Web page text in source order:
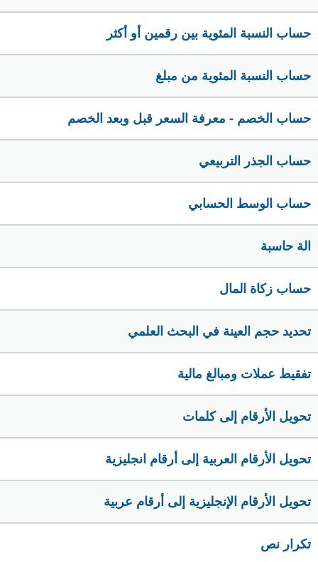
حساب النسبة المئوية بين رقمين أو أكثر
حساب النسبة المئوية من مبلغ
حساب الخصم - معرفة السعر قبل وبعد الخصم
حساب الجذر التربيعي
حساب الوسط الحسابي
الة حاسبة
حساب زكاة المال
تحديد حجم العينة في البحث العلمي
تفقيط عملات ومبالغ مالية
تحويل الأرقام إلى كلمات
تحويل الأرقام العربية إلى أرقام انجليزية
تحويل الأرقام الإنجليزية إلى أرقام عربية
تكرار نص